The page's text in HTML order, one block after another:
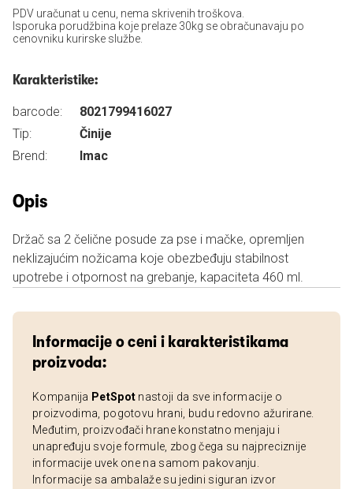
PDV uračunat u cenu, nema skrivenih troškova.
Isporuka porudžbina koje prelaze 30kg se obračunavaju po
cenovniku kurirske službe.
Karakteristike:
barcode:
8021799416027
Tip:
Činije
Brend:
Imac
Opis
Držač sa 2 čelične posude za pse i mačke, opremljen
neklizajućim nožicama koje obezbeđuju stabilnost
upotrebe i otpornost na grebanje, kapaciteta 460 ml.
Informacije o ceni i karakteristikama
proizvoda:
Kompanija PetSpot nastoji da sve informacije o
proizvodima, pogotovu hrani, budu redovno ažurirane.
Međutim, proizvođači hrane konstatno menjaju i
unapređuju svoje formule, zbog čega su najpreciznije
informacije uvek one na samom pakovanju.
Informacije sa ambalaže su jedini siguran izvor